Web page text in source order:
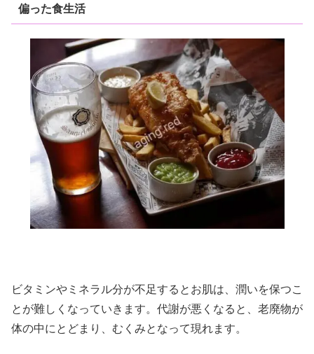
偏った食生活
ビタミンやミネラル分が不足するとお肌は、潤いを保つこ
とが難しくなっていきます。代謝が悪くなると、老廃物が
体の中にとどまり、むくみとなって現れます。